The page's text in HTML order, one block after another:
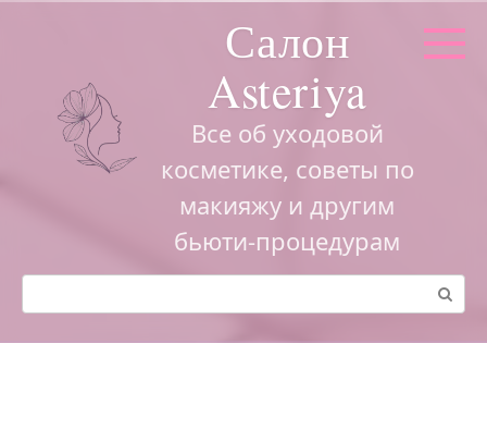
Салон
Asteriya
Все об уходовой
косметике, советы по
макияжу и другим
бьюти-процедурам
Поиск: